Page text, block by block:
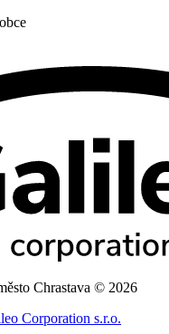
Chrastava © 2026
Corporation s.r.o.